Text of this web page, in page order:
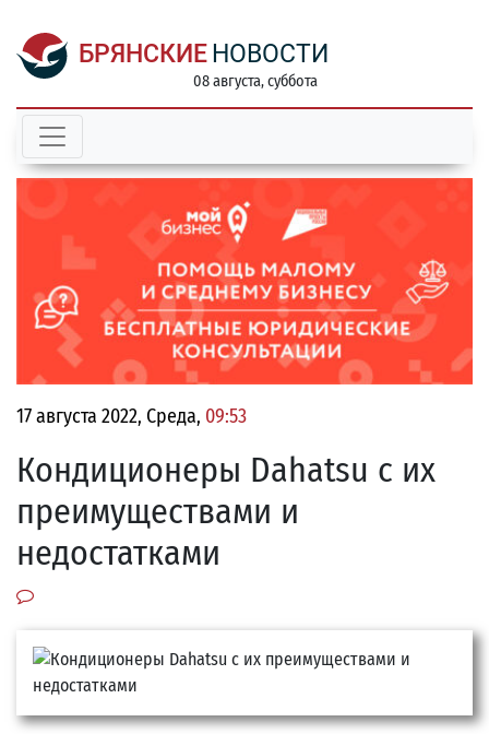
БРЯНСКИЕ НОВОСТИ
08 августа, суббота
17 августа 2022, Среда, 09:53
Кондиционеры Dahatsu с их
преимуществами и
недостатками